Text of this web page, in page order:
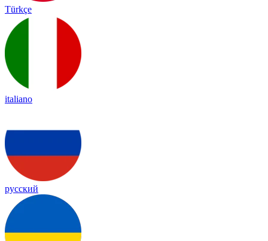
Türkçe
italiano
русский